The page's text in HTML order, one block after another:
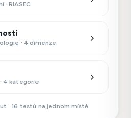
· RIASEC
· 4 dimenze
4 kategorie
· 16 testů na jednom místě